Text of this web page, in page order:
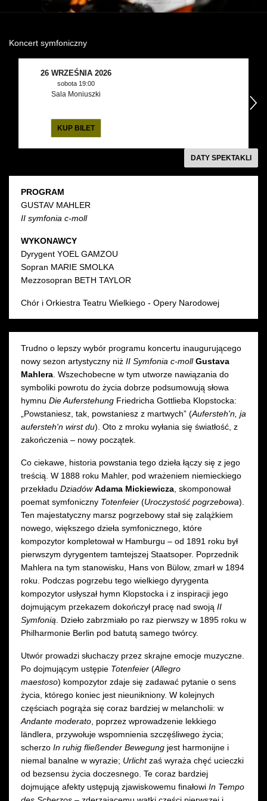
Wynajem rekwizytów
Fundusze unijne
Dotacje celowe
Koncert symfoniczny
26 WRZEŚNIA 2026
sobota 19:00
Sala Moniuszki
KUP BILET
DATY SPEKTAKLI
PROGRAM
GUSTAV MAHLER
II symfonia c-moll
WYKONAWCY
Dyrygent YOEL GAMZOU
Sopran MARIE SMOLKA
Mezzosopran BETH TAYLOR
Chór i Orkiestra Teatru Wielkiego - Opery Narodowej
Trudno o lepszy wybór programu koncertu inaugurującego
nowy sezon artystyczny niż II Symfonia c-mollGustava
Mahlera . Wszechobecne w tym utworze nawiązania do
symboliki powrotu do życia dobrze podsumowują słowa
hymnu Die Auferstehung Friedricha Gottlieba Klopstocka:
„Powstaniesz, tak, powstaniesz z martwych” (Aufersteh'n, ja
aufersteh'n wirst du). Oto z mroku wyłania się światłość, z
zakończenia – nowy początek.
Co ciekawe, historia powstania tego dzieła łączy się z jego
treścią. W 1888 roku Mahler, pod wrażeniem niemieckiego
przekładu DziadówAdama Mickiewicza , skomponował
poemat symfoniczny Totenfeier (Uroczystość pogrzebowa).
Ten majestatyczny marsz pogrzebowy stał się zalążkiem
nowego, większego dzieła symfonicznego, które
kompozytor kompletował w Hamburgu – od 1891 roku był
pierwszym dyrygentem tamtejszej Staatsoper. Poprzednik
Mahlera na tym stanowisku, Hans von Bülow, zmarł w 1894
roku. Podczas pogrzebu tego wielkiego dyrygenta
kompozytor usłyszał hymn Klopstocka i z inspiracji jego
dojmującym przekazem dokończył pracę nad swoją II
Symfonią . Dzieło zabrzmiało po raz pierwszy w 1895 roku w
Philharmonie Berlin pod batutą samego twórcy.
Utwór prowadzi słuchaczy przez skrajne emocje muzyczne.
Po dojmującym ustępie Totenfeier (Allegro
maestoso) kompozytor zdaje się zadawać pytanie o sens
życia, którego koniec jest nieunikniony. W kolejnych
częściach pogrąża się coraz bardziej w melancholii: w
Andante moderato , poprzez wprowadzenie lekkiego
ländlera, przywołuje wspomnienia szczęśliwego życia;
scherzo In ruhig fließender Bewegung jest harmonijne i
niemal banalne w wyrazie; Urlichtzaś wyraża chęć ucieczki
od bezsensu życia doczesnego. Te coraz bardziej
dojmujące afekty ustępują zjawiskowemu finałowi In Tempo